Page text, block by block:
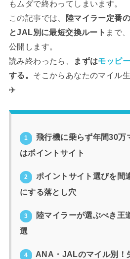
もムダで終わってしまいます。
この記事では、
陸マイラー定番
とJAL別に最短交換ルート まで
公開します。
読み終わったら、
まずはモッピー
する。 そこからあなたのマイル
✈️
1
飛行機に乗らず年間30万
はポイントサイト
2
ポイントサイト選びを間
にする落とし穴
3
陸マイラーが選ぶべき王
選
4
ANA・JALのマイル別！